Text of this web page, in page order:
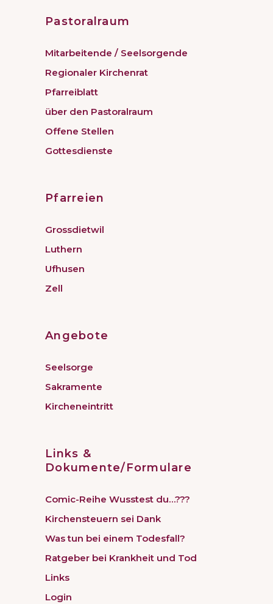
Pastoralraum
Mitarbeitende / Seelsorgende
Regionaler Kirchenrat
Pfarreiblatt
über den Pastoralraum
Offene Stellen
Gottesdienste
Pfarreien
Grossdietwil
Luthern
Ufhusen
Zell
Angebote
Seelsorge
Sakramente
Kircheneintritt
Links &
Dokumente/Formulare
Comic-Reihe Wusstest du…???
Kirchensteuern sei Dank
Was tun bei einem Todesfall?
Ratgeber bei Krankheit und Tod
Links
Login